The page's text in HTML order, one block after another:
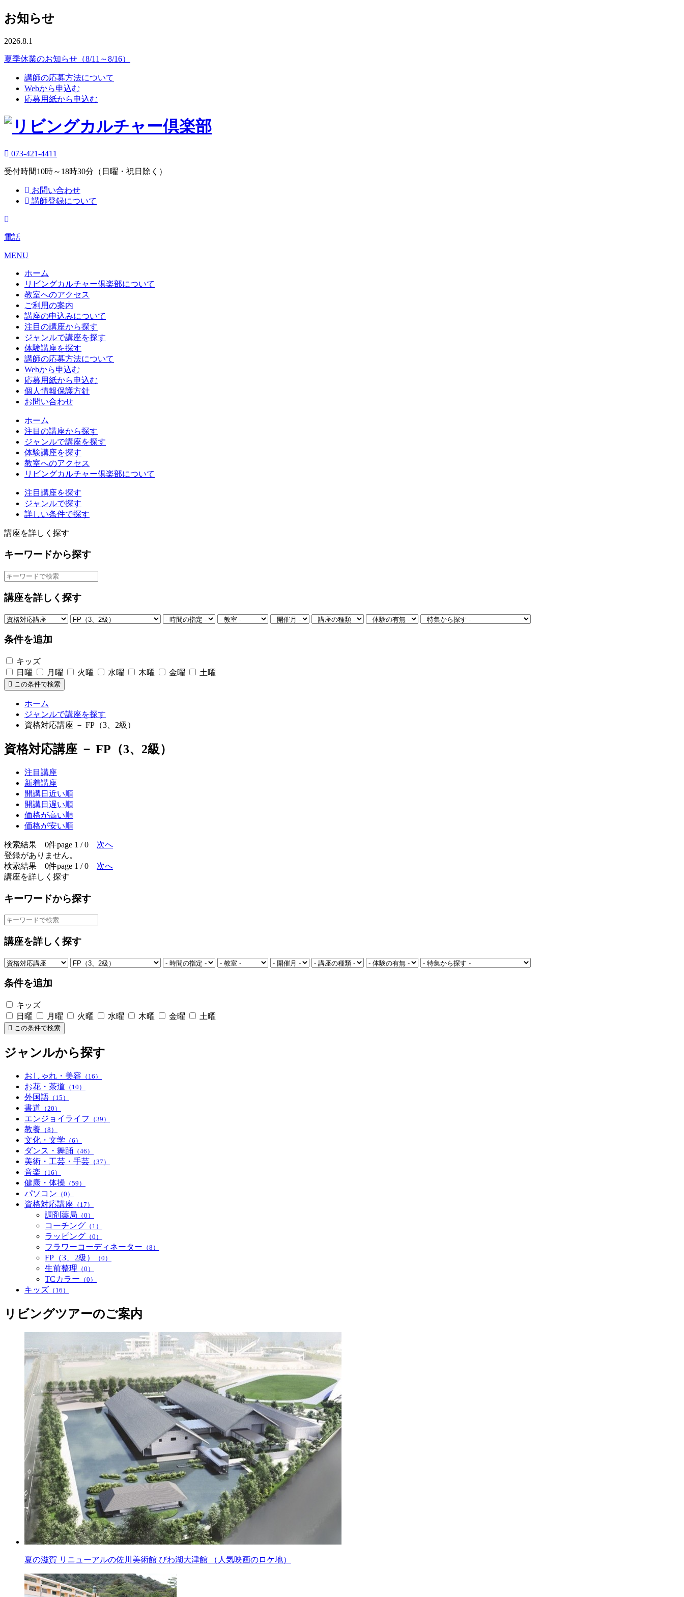
お知らせ
2026.8.1
夏季休業のお知らせ（8/11～8/16）
講師の応募方法について
Webから申込む
応募用紙から申込む
073-421-4411
受付時間10時～18時30分（日曜・祝日除く）
お問い合わせ
講師登録について
電話
MENU
ホーム
リビングカルチャー倶楽部について
教室へのアクセス
ご利用の案内
講座の申込みについて
注目の講座から探す
ジャンルで講座を探す
体験講座を探す
講師の応募方法について
Webから申込む
応募用紙から申込む
個人情報保護方針
お問い合わせ
ホーム
注目の講座から探す
ジャンルで講座を探す
体験講座を探す
教室へのアクセス
リビングカルチャー倶楽部について
注目講座を探す
ジャンルで探す
詳しい条件で探す
講座を詳しく探す
キーワードから探す
講座を詳しく探す
条件を追加
キッズ
日曜
月曜 火曜 水曜 木曜 金曜 土曜
この条件で検索
ホーム
ジャンルで講座を探す
資格対応講座 － FP（3、2級）
資格対応講座 － FP（3、2級）
注目講座
新着講座
開講日近い順
開講日遅い順
価格が高い順
価格が安い順
検索結果 0件page 1 / 0 次へ
登録がありません。
検索結果 0件page 1 / 0 次へ
講座を詳しく探す
キーワードから探す
講座を詳しく探す
条件を追加
キッズ
日曜
月曜 火曜 水曜 木曜 金曜 土曜
この条件で検索
ジャンルから探す
おしゃれ・美容 （16）
お花・茶道 （10）
外国語 （15）
書道 （20）
エンジョイライフ （39）
教養 （8）
文化・文学 （6）
ダンス・舞踊 （46）
美術・工芸・手芸 （37）
音楽 （16）
健康・体操 （59）
パソコン （0）
資格対応講座 （17）
調剤薬局 （0）
コーチング （1）
ラッピング （0）
フラワーコーディネーター （8）
FP（3、2級） （0）
生前整理 （0）
TCカラー （0）
キッズ （16）
リビングツアーのご案内
夏の滋賀 リニューアルの佐川美術館 びわ湖大津館 （人気映画のロケ地）